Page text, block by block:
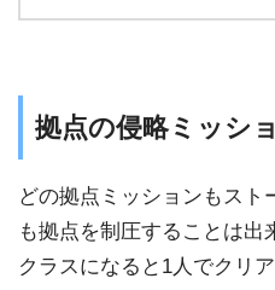
拠点の侵略ミッシ
どの拠点ミッションもスト
も拠点を制圧することは出
クラスになると1人でクリ